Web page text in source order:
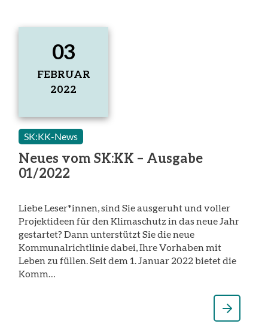
03
FEBRUAR
2022
Februar
2022
SK:KK-News
Neues vom SK:KK – Ausgabe
01/2022
Liebe Leser*innen, sind Sie ausgeruht und voller
Projektideen für den Klimaschutz in das neue Jahr
gestartet? Dann unterstützt Sie die neue
Kommunalrichtlinie dabei, Ihre Vorhaben mit
Leben zu füllen. Seit dem 1. Januar 2022 bietet die
Komm…